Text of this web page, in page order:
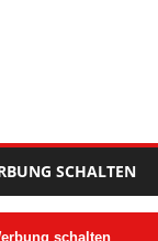
SCHALTEN
schalten